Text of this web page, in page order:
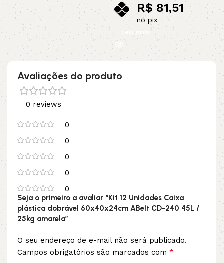
R$ 81,51
no pix
Leia mais
Avaliações do produto
0 reviews
0
0
0
0
0
Seja o primeiro a avaliar “Kit 12 Unidades Caixa
plástica dobrável 60x40x24cm ABelt CD-240 45L /
25kg amarela”
O seu endereço de e-mail não será publicado.
Campos obrigatórios são marcados com *